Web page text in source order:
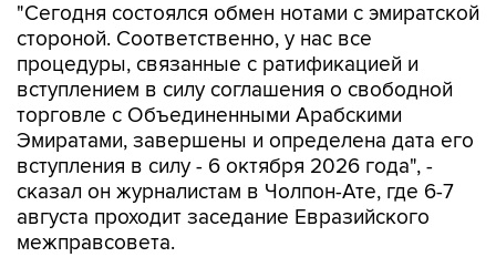
"Сегодня состоялся обмен нотами с эмиратской
стороной. Соответственно, у нас все
процедуры, связанные с ратификацией и
вступлением в силу соглашения о свободной
торговле с Объединенными Арабскими
Эмиратами, завершены и определена дата его
вступления в силу - 6 октября 2026 года", -
сказал он журналистам в Чолпон-Ате, где 6-7
августа проходит заседание Евразийского
межправсовета.